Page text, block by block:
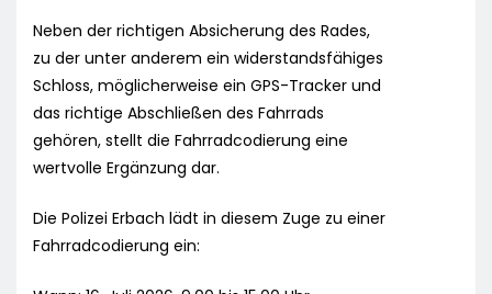
Neben der richtigen Absicherung des Rades,
zu der unter anderem ein widerstandsfähiges
Schloss, möglicherweise ein GPS-Tracker und
das richtige Abschließen des Fahrrads
gehören, stellt die Fahrradcodierung eine
wertvolle Ergänzung dar.
Die Polizei Erbach lädt in diesem Zuge zu einer
Fahrradcodierung ein: